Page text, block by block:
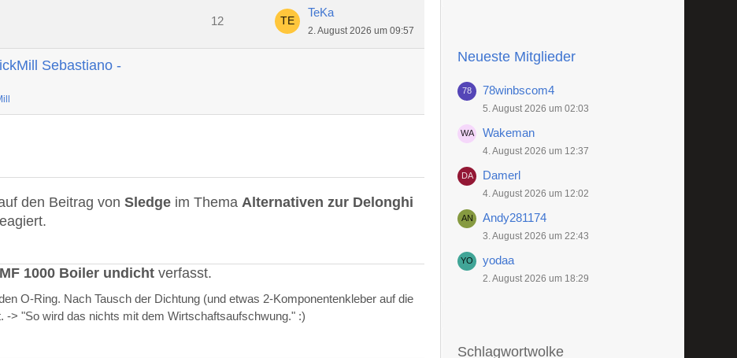
12
TeKa
2. August 2026 um 09:57
Sebastiano -
den Beitrag vonSledge im ThemaAlternativen zur Delonghi
1000 Boiler undicht verfasst.
O-Ring. Nach Tausch der Dichtung (und etwas 2-Komponentenkleber auf die
-> "So wird das nichts mit dem Wirtschaftsaufschwung." :)
Neueste Mitglieder
78winbscom4
5. August 2026 um 02:03
Wakeman
4. August 2026 um 12:37
Damerl
4. August 2026 um 12:02
Andy281174
3. August 2026 um 22:43
yodaa
2. August 2026 um 18:29
Schlagwortwolke